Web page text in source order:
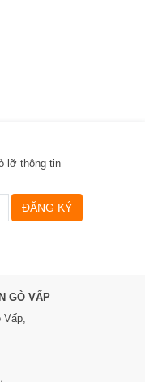
lỡ thông tin
ĐĂNG KÝ
GÒ VẤP
Vấp,